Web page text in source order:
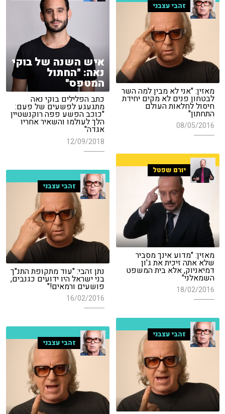
איש השנה של בוקי
נאה: "החתול
המטפס"
כתב הפלילים בוקי נאה
מתגעגע לפשעים של פעם:
"כוכב הפשע פפה רוקנשטיין
הלך לעולמו והשאיר אחריו
אגדה"
12/09/2018
זהבי עצבני
מאזין: "אני לא מבין למה השר
לבטחון פנים לא מקים יחידת
חיסול לחלאות העולם
התחתון"
08/05/2016
יורם שפטל
מאזין: "מדוע אינך מסביר
שלא אתה זיכית את ג'ון
דמיאניוק, אלא בית המשפט
השמאלני"
18/02/2016
זהבי עצבני
נתן זהבי: "עוד מתקופת התנ"ך
בני ישראל היו ידועים כגנבים,
פושעים ורמאים!"
16/02/2016
זהבי עצבני
זהבי עצבני